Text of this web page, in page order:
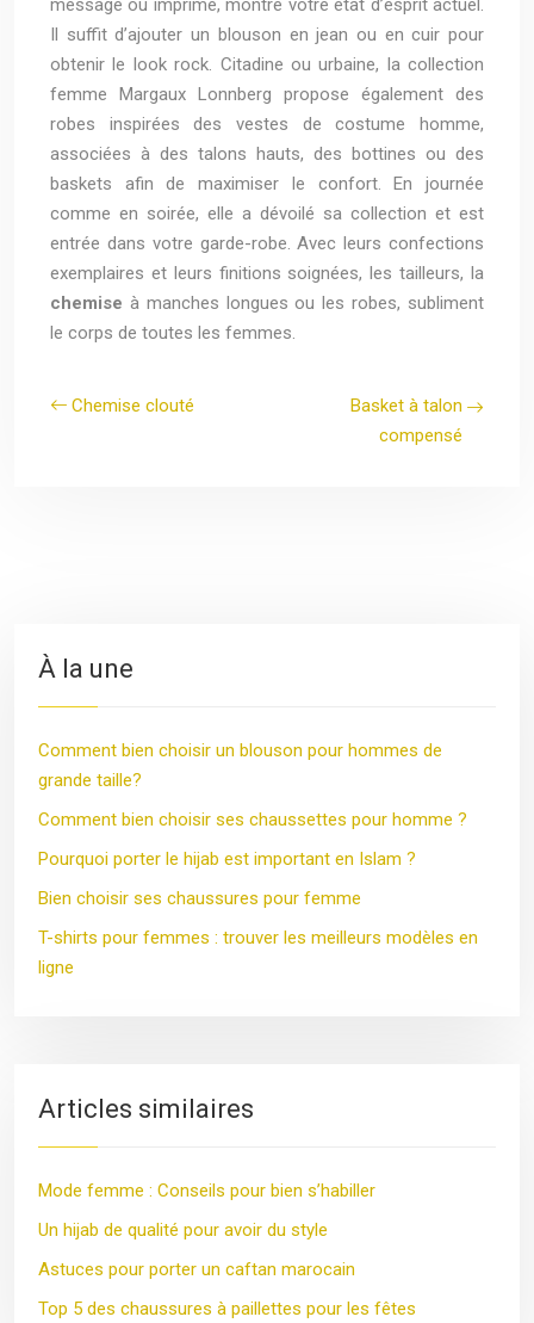
message ou imprimé, montre votre état d’esprit actuel.
Il suffit d’ajouter un blouson en jean ou en cuir pour
obtenir le look rock. Citadine ou urbaine, la collection
femme Margaux Lonnberg propose également des
robes inspirées des vestes de costume homme,
associées à des talons hauts, des bottines ou des
baskets afin de maximiser le confort. En journée
comme en soirée, elle a dévoilé sa collection et est
entrée dans votre garde-robe. Avec leurs confections
exemplaires et leurs finitions soignées, les tailleurs, la
chemise à manches longues ou les robes, subliment
le corps de toutes les femmes.
Chemise clouté
Basket à talon
compensé
À la une
Comment bien choisir un blouson pour hommes de
grande taille?
Comment bien choisir ses chaussettes pour homme ?
Pourquoi porter le hijab est important en Islam ?
Bien choisir ses chaussures pour femme
T-shirts pour femmes : trouver les meilleurs modèles en
ligne
Articles similaires
Mode femme : Conseils pour bien s’habiller
Un hijab de qualité pour avoir du style
Astuces pour porter un caftan marocain
Top 5 des chaussures à paillettes pour les fêtes